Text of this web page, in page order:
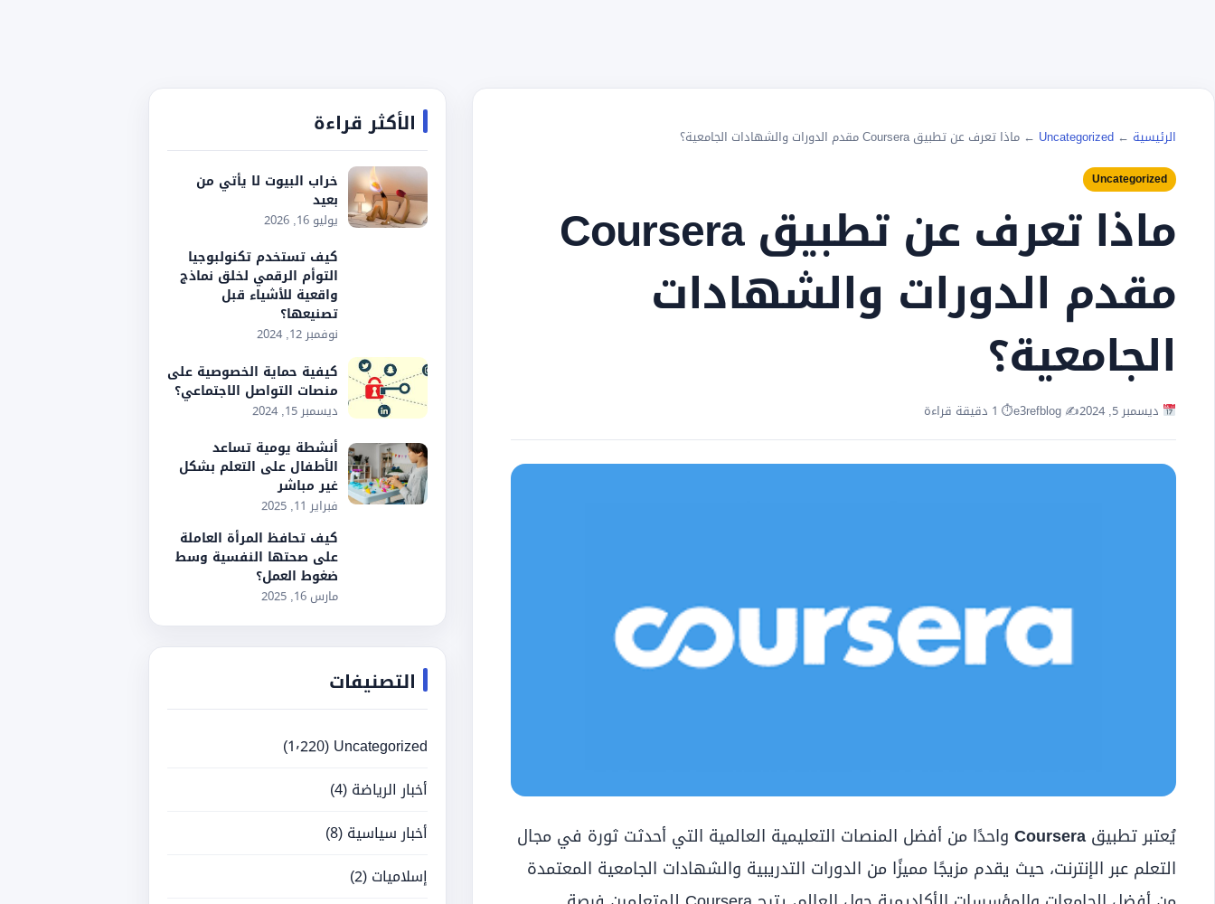
الرئيسية ←
Uncategorized
← ماذا تعرف عن تطبيق Coursera مقدم الدورات والشهادات الجامعية؟
Uncategorized
ماذا تعرف عن تطبيق Coursera
مقدم الدورات والشهادات
الجامعية؟
ديسمبر 5, 2024 ✍️ e3refblog ⏱ 1 دقيقة قراءة
يُعتبر تطبيق Coursera واحدًا من أفضل المنصات التعليمية العالمية التي أحدثت ثورة في مجال
التعلم عبر الإنترنت، حيث يقدم مزيجًا مميزًا من الدورات التدريبية والشهادات الجامعية المعتمدة
الأكثر قراءة
خراب البيوت لا يأتي من
بعيد
يوليو 16, 2026
كيف تستخدم تكنولبوجيا
التوأم الرقمي لخلق نماذج
واقعية للأشياء قبل
تصنيعها؟
نوفمبر 12, 2024
كيفية حماية الخصوصية على
منصات التواصل الاجتماعي؟
ديسمبر 15, 2024
أنشطة يومية تساعد
الأطفال على التعلم بشكل
غير مباشر
فبراير 11, 2025
كيف تحافظ المرأة العاملة
على صحتها النفسية وسط
ضغوط العمل؟
مارس 16, 2025
التصنيفات
Uncategorized(1٬220)
أخبار الرياضة(4)
أخبار سياسية(8)
إسلاميات(2)